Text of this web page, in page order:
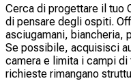
Cerca di progettare il tuo
di pensare degli ospiti.
asciugamani, biancheria,
Se possibile, acquisisci
camera e limita i campi
richieste rimangano